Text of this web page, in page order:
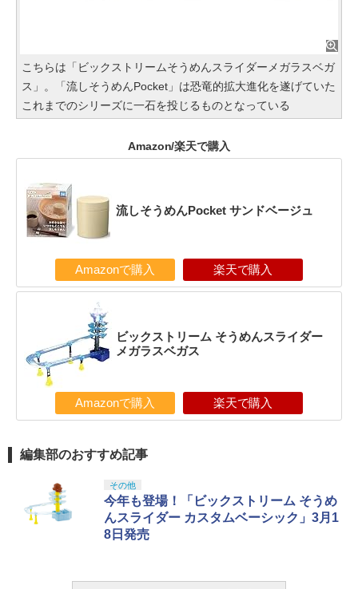
こちらは「ビックストリームそうめんスライダーメガラスベガ
ス」。「流しそうめんPocket」は恐竜的拡大進化を遂げていた
これまでのシリーズに一石を投じるものとなっている
Amazon/楽天で購入
流しそうめんPocket サンドベージュ
Amazonで購入 楽天で購入
ビックストリーム そうめんスライダー
メガラスベガス
Amazonで購入 楽天で購入
編集部のおすすめ記事
その他
今年も登場！「ビックストリーム そうめ
んスライダー カスタムベーシック」3月1
8日発売